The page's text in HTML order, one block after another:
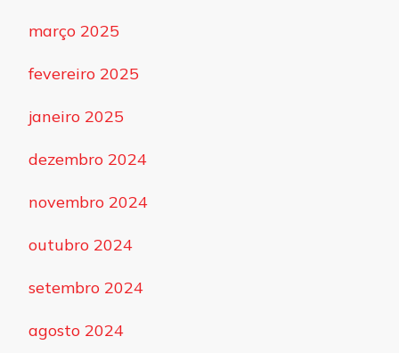
março 2025
fevereiro 2025
janeiro 2025
dezembro 2024
novembro 2024
outubro 2024
setembro 2024
agosto 2024